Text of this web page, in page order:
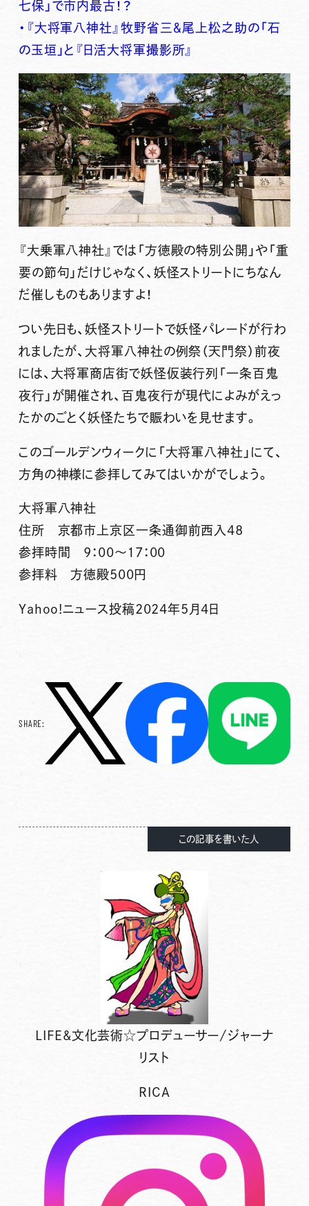
七保」で市内最古！？
・『大将軍八神社』牧野省三＆尾上松之助の「石
の玉垣」と『日活大将軍撮影所』
『大乗軍八神社 』では「方徳殿の特別公開」や「重
要の節句」だけじゃなく、妖怪ストリートにちなん
だ催しものもありますよ！
つい先日も、妖怪ストリートで妖怪パレードが行わ
れましたが、大将軍八神社の例祭（天門祭）前夜
には、大将軍商店街で妖怪仮装行列「一条百鬼
夜行」が開催され、百鬼夜行が現代によみがえっ
たかのごとく妖怪たちで賑わいを見せます。
このゴールデンウィークに「大将軍八神社」にて、
方角の神様に参拝してみてはいかがでしょう。
大将軍八神社
住所 京都市上京区一条通御前西入48
参拝時間 9：00～17：00
参拝料 方徳殿500円
Yahoo!ニュース投稿2024年5月4日
SHARE:
この記事を書いた人
LIFE&文化芸術☆プロデューサー/ジャーナ
リスト
RICA